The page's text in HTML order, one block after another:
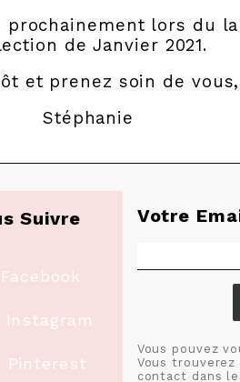
lors du
de Janvier 2021.
et prenez soin de vous,
Stéphanie
Suivre
Facebook
Instagram
Pinterest
Votre
Vous pouvez
Vous
contact dans